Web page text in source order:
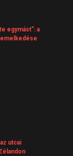
egymást”: a
utcai